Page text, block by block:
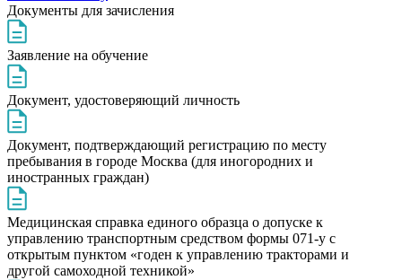
Документы для зачисления
Заявление на обучение
Документ, удостоверяющий личность
Документ, подтверждающий регистрацию по месту
пребывания в городе Москва (для иногородних и
иностранных граждан)
Медицинская справка единого образца о допуске к
управлению транспортным средством формы 071-у с
открытым пунктом «годен к управлению тракторами и
другой самоходной техникой»